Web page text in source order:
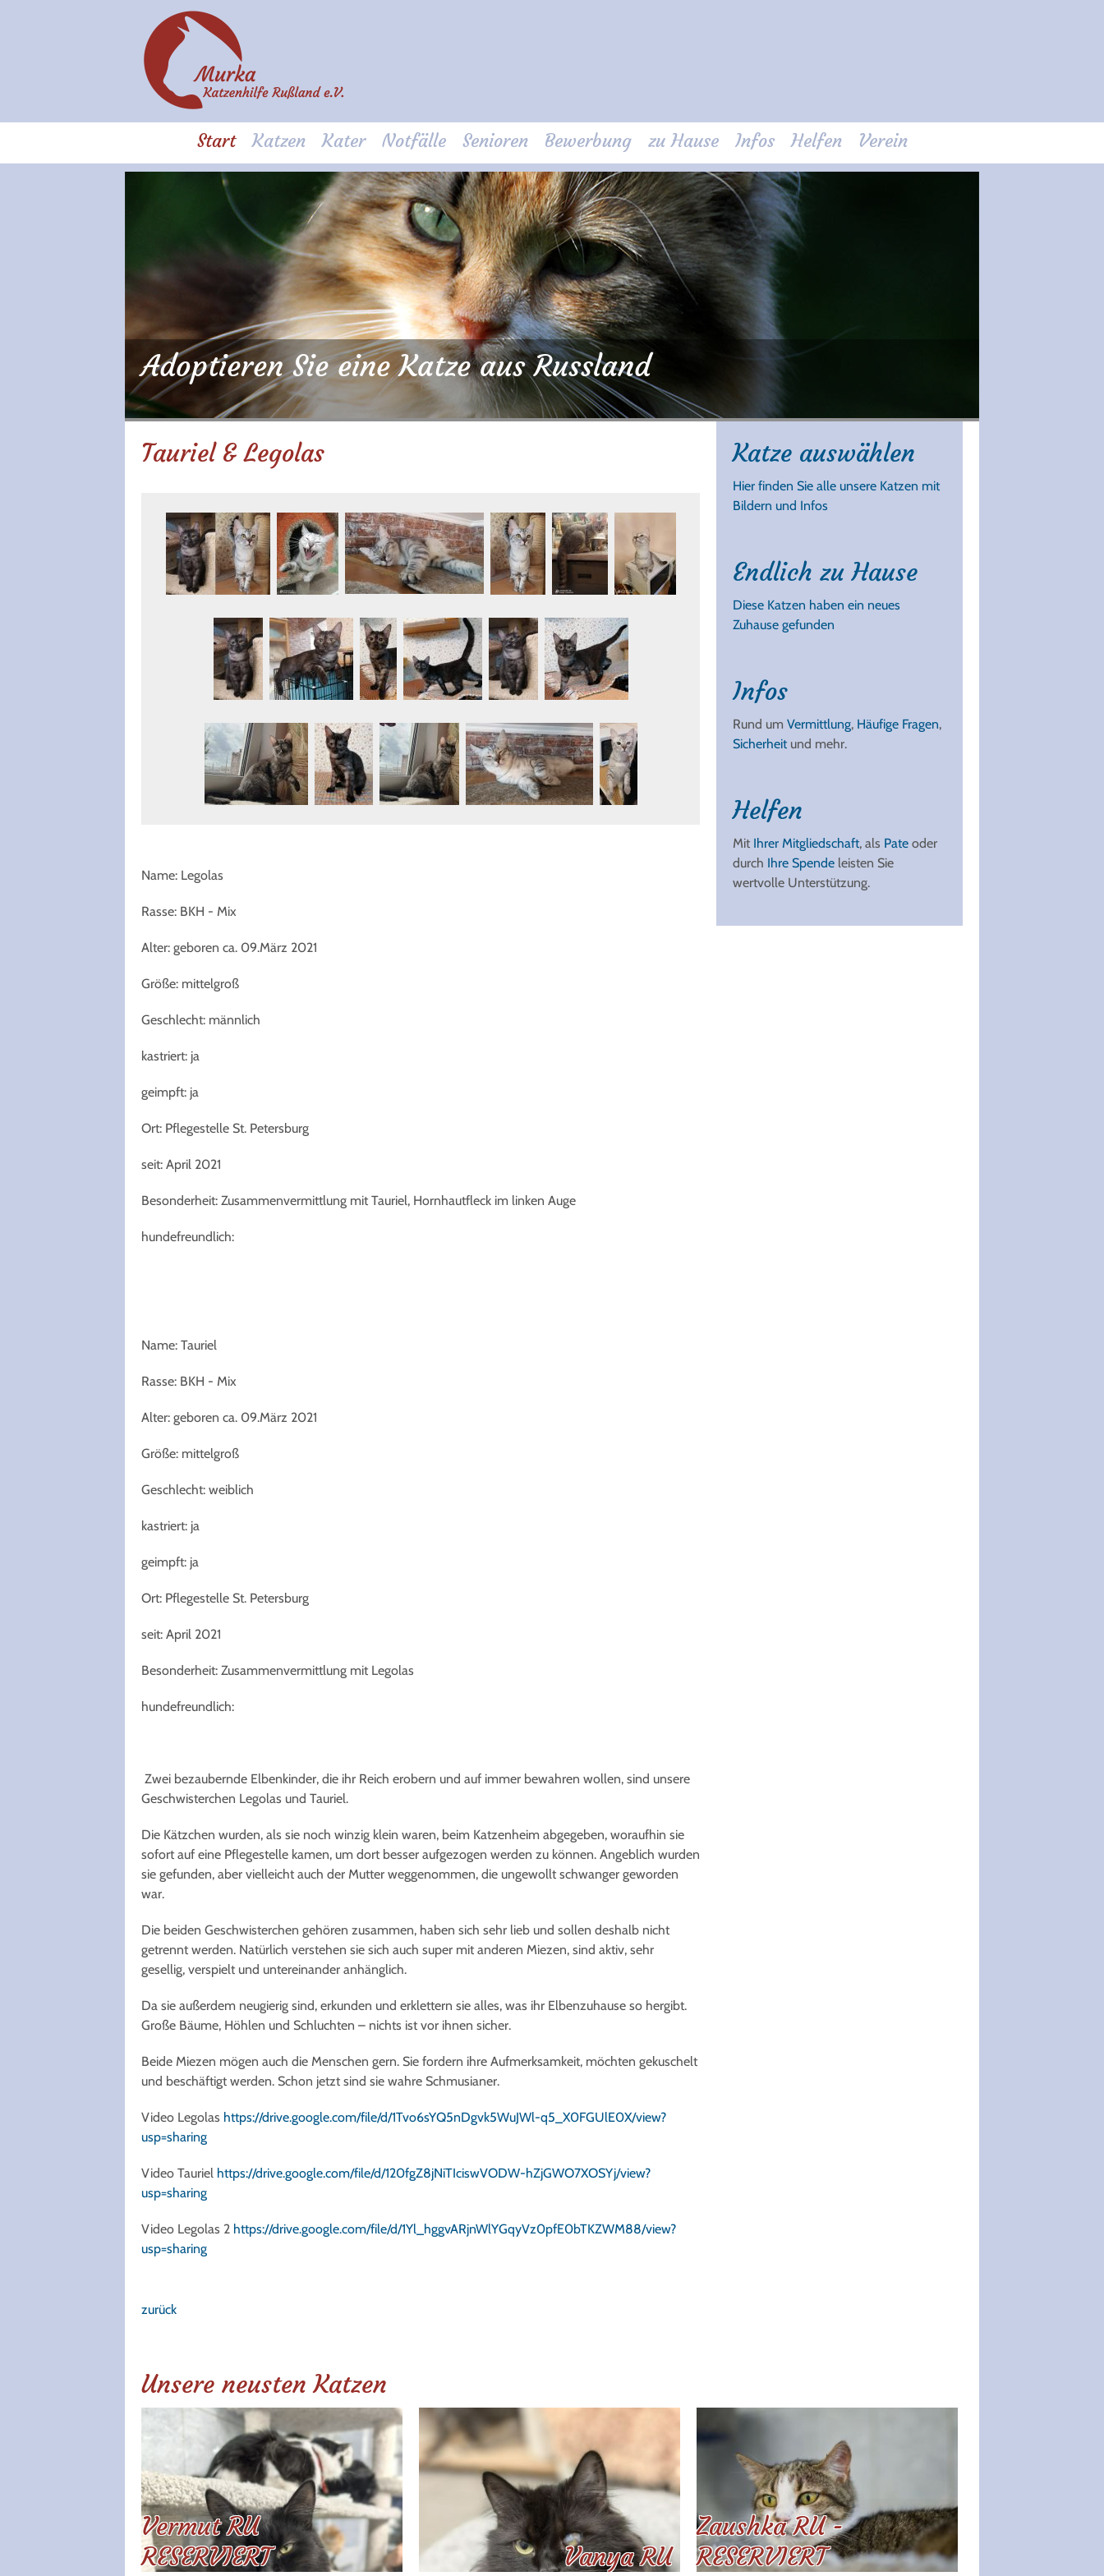
Start Katzen Kater Notfälle Senioren Bewerbung zu Hause Infos Helfen Verein
Adoptieren Sie eine Katze aus Russland
Tauriel & Legolas
Name: Legolas
Rasse: BKH - Mix
Alter: geboren ca. 09.März 2021
Größe: mittelgroß
Geschlecht: männlich
kastriert: ja
geimpft: ja
Ort: Pflegestelle St. Petersburg
seit: April 2021
Besonderheit: Zusammenvermittlung mit Tauriel, Hornhautfleck im linken Auge
hundefreundlich:
Name: Tauriel
Rasse: BKH - Mix
Alter: geboren ca. 09.März 2021
Größe: mittelgroß
Geschlecht: weiblich
kastriert: ja
geimpft: ja
Ort: Pflegestelle St. Petersburg
seit: April 2021
Besonderheit: Zusammenvermittlung mit Legolas
hundefreundlich:
Zwei bezaubernde Elbenkinder, die ihr Reich erobern und auf immer bewahren wollen, sind unsere
Geschwisterchen Legolas und Tauriel.
Die Kätzchen wurden, als sie noch winzig klein waren, beim Katzenheim abgegeben, woraufhin sie
sofort auf eine Pflegestelle kamen, um dort besser aufgezogen werden zu können. Angeblich wurden
sie gefunden, aber vielleicht auch der Mutter weggenommen, die ungewollt schwanger geworden
war.
Die beiden Geschwisterchen gehören zusammen, haben sich sehr lieb und sollen deshalb nicht
getrennt werden. Natürlich verstehen sie sich auch super mit anderen Miezen, sind aktiv, sehr
gesellig, verspielt und untereinander anhänglich.
Da sie außerdem neugierig sind, erkunden und erklettern sie alles, was ihr Elbenzuhause so hergibt.
Große Bäume, Höhlen und Schluchten – nichts ist vor ihnen sicher.
Beide Miezen mögen auch die Menschen gern. Sie fordern ihre Aufmerksamkeit, möchten gekuschelt
und beschäftigt werden. Schon jetzt sind sie wahre Schmusianer.
Video Legolas https://drive.google.com/file/d/1Tvo6sYQ5nDgvk5WuJWl-q5_X0FGUlE0X/view?
usp=sharing
Video Tauriel https://drive.google.com/file/d/120fgZ8jNiTIciswVODW-hZjGWO7XOSYj/view?
usp=sharing
Video Legolas 2 https://drive.google.com/file/d/1Yl_hggvARjnWlYGqyVz0pfE0bTKZWM88/view?
usp=sharing
zurück
Katze auswählen
Hier finden Sie alle unsere Katzen mit
Bildern und Infos
Endlich zu Hause
Diese Katzen haben ein neues
Zuhause gefunden
Infos
Rund um Vermittlung, Häufige Fragen,
Sicherheitund mehr.
Helfen
Mit Ihrer Mitgliedschaft, als Pate oder
durch Ihre Spende leisten Sie
wertvolle Unterstützung.
Unsere neusten Katzen
Vermut RU
RESERVIERT
Vanya RU
Zaushka RU -
RESERVIERT